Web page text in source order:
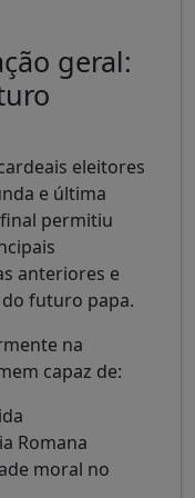
geral:
eleitores
e última
permitiu
anteriores e
futuro papa.
na
capaz de:
Romana
moral no